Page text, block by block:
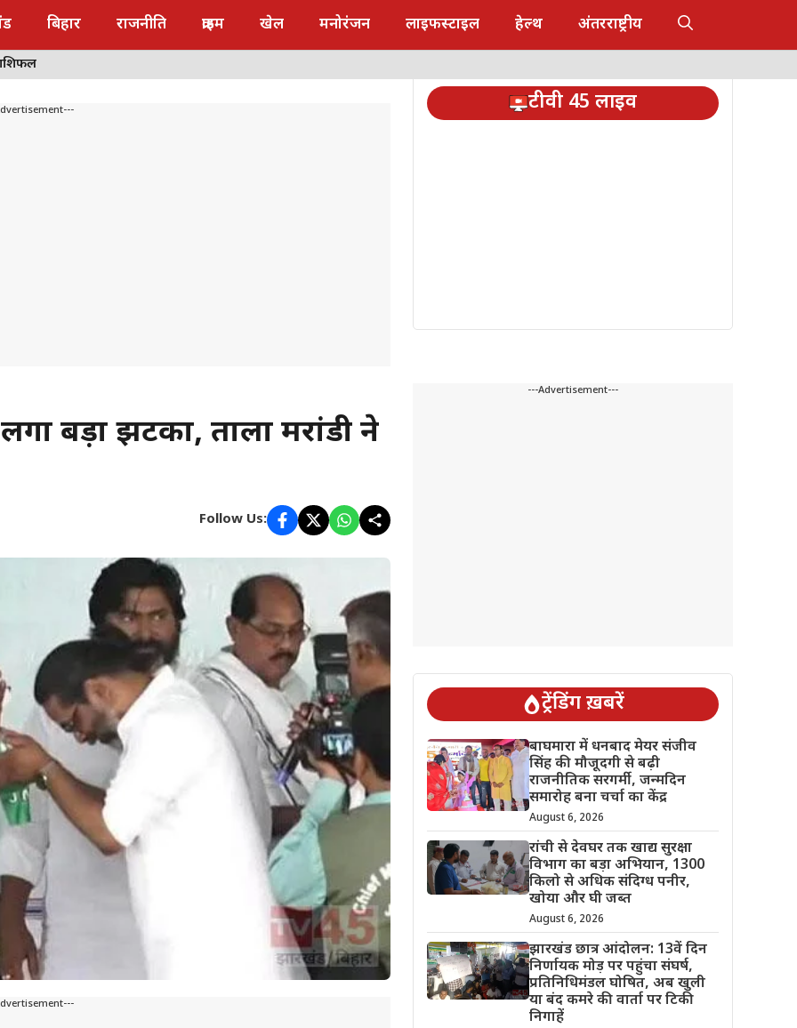
बिहार राजनीति क्राइम खेल मनोरंजन लाइफस्टाइल हेल्थ अंतरराष्ट्रीय
बड़ा झटका, ताला मरांडी ने
Follow Us:
टीवी 45 लाइव
---Advertisement---
ट्रेंडिंग ख़बरें
बाघमारा में धनबाद मेयर संजीव
सिंह की मौजूदगी से बढ़ी
राजनीतिक सरगर्मी, जन्मदिन
समारोह बना चर्चा का केंद्र
August 6, 2026
रांची से देवघर तक खाद्य सुरक्षा
विभाग का बड़ा अभियान, 1300
किलो से अधिक संदिग्ध पनीर,
खोया और घी जब्त
August 6, 2026
झारखंड छात्र आंदोलन: 13वें दिन
निर्णायक मोड़ पर पहुंचा संघर्ष,
प्रतिनिधिमंडल घोषित, अब खुली
या बंद कमरे की वार्ता पर टिकी
निगाहें